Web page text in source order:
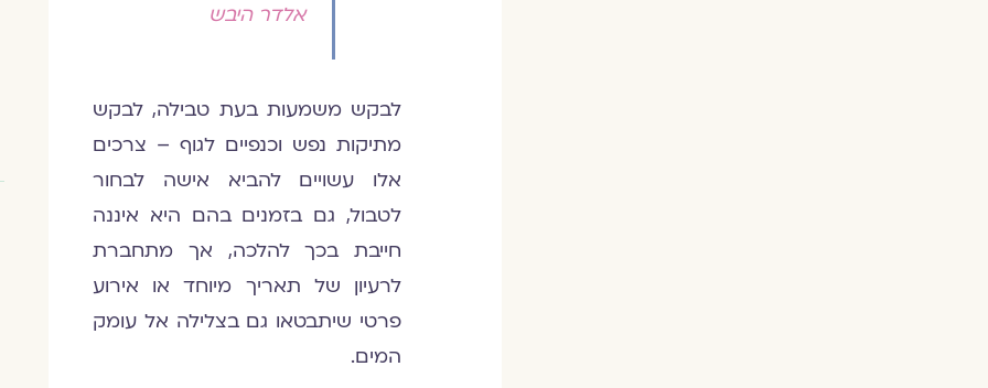
אלדר היבש
לבקש משמעות בעת טבילה, לבקש
מתיקות נפש וכנפיים לגוף – צרכים
אלו עשויים להביא אישה לבחור
לטבול, גם בזמנים בהם היא איננה
חייבת בכך להלכה, אך מתחברת
לרעיון של תאריך מיוחד או אירוע
פרטי שיתבטאו גם בצלילה אל עומק
המים.